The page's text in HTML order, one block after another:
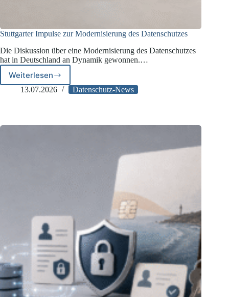
Stuttgarter Impulse zur Modernisierung des Datenschutzes
Die Diskussion über eine Modernisierung des Datenschutzes
hat in Deutschland an Dynamik gewonnen.…
WeiterlesenStuttgarter
Impulse
Datenschutzes
13.07.2026 Datenschutz-News